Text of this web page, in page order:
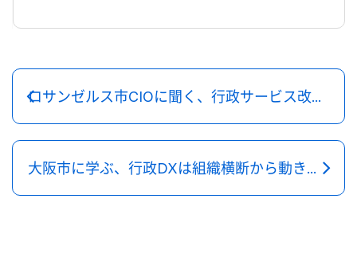
ロサンゼルス市CIOに聞く、行政サービス改革とAI活用の現実
大阪市に学ぶ、行政DXは組織横断から動き出す ～ ServiceNowとBoxによる「共通公文書管理サービス」の開発